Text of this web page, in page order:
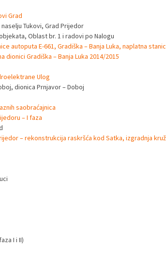
Grad
Tukovi, Grad Prijedor
Oblast br. 1 i radovi po Nalogu
autoputa E-661, Gradiška – Banja Luka, naplatna
Gradiška – Banja Luka 2014/2015
Ulog
dionica Prnjavor – Doboj
saobraćajnica
– I faza
– rekonstrukcija raskršća kod Satka, izgradnja
I i II)